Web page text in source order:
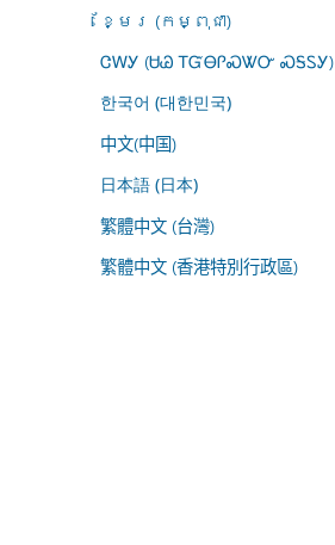
ខ្មែរ (កម្ពុជា)
ᏣᎳᎩ (ᏌᏊ ᎢᏳᎾᎵᏍᏔᏅ ᏍᎦᏚᎩ)
한국어 (대한민국)
中文(中国)
日本語 (日本)
繁體中文 (台灣)
繁體中文 (香港特別行政區)